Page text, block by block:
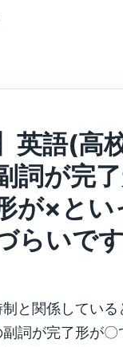
英語(高
詞が完
が×とい
らいです
と関係している
詞が完了形が〇